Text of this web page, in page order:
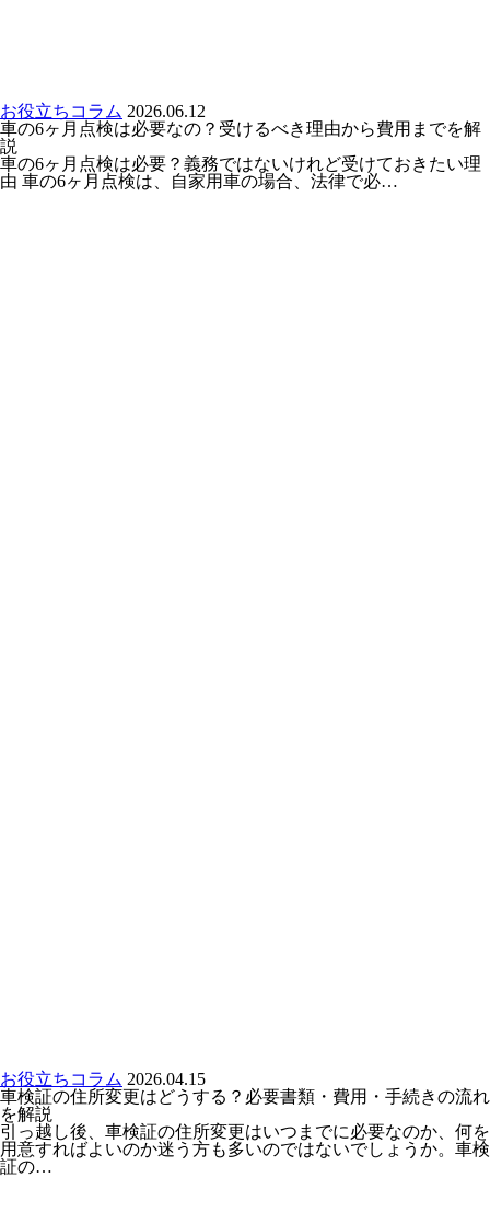
お役立ちコラム 2026.06.12
車の6ヶ月点検は必要なの？受けるべき理由から費用までを解
説
車の6ヶ月点検は必要？義務ではないけれど受けておきたい理
由 車の6ヶ月点検は、自家用車の場合、法律で必…
お役立ちコラム 2026.04.15
車検証の住所変更はどうする？必要書類・費用・手続きの流れ
を解説
引っ越し後、車検証の住所変更はいつまでに必要なのか、何を
用意すればよいのか迷う方も多いのではないでしょうか。車検
証の…